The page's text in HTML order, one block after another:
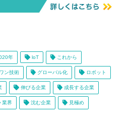
年 loT これから
ン技術 グローバル化 ロボット
伸びる企業 成長する企業
業界 沈む企業 見極め